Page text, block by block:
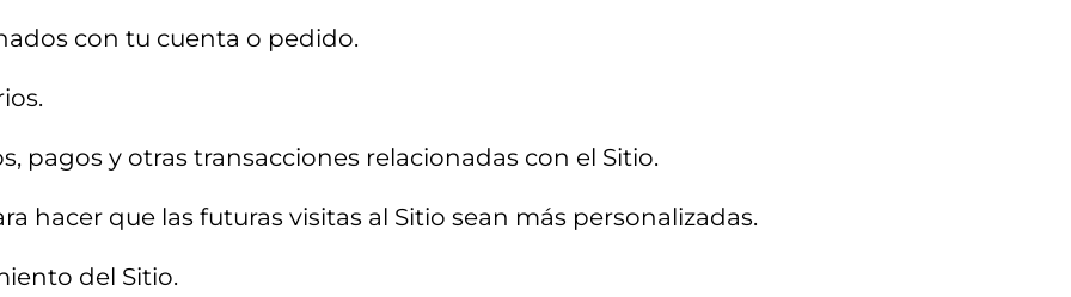
con tu cuenta o pedido.
pagos y otras transacciones relacionadas con el Sitio.
hacer que las futuras visitas al Sitio sean más personalizadas.
del Sitio.